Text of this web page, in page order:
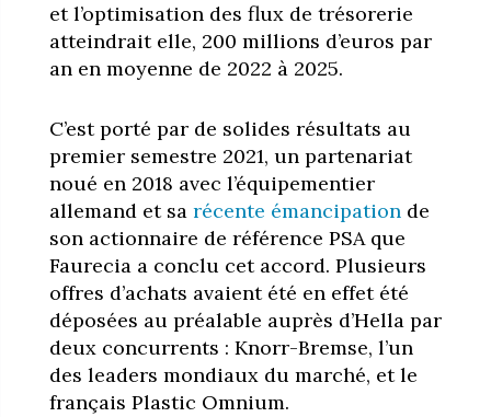
et l’optimisation des flux de trésorerie
atteindrait elle, 200 millions d’euros par
an en moyenne de 2022 à 2025.
C’est porté par de solides résultats au
premier semestre 2021, un partenariat
noué en 2018 avec l’équipementier
allemand et sa récente émancipationde
son actionnaire de référence PSA que
Faurecia a conclu cet accord. Plusieurs
offres d’achats avaient été en effet été
déposées au préalable auprès d’Hella par
deux concurrents : Knorr-Bremse, l’un
des leaders mondiaux du marché, et le
français Plastic Omnium.